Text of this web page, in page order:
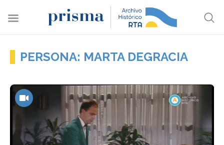
PERSONA: MARTA DEGRACIA